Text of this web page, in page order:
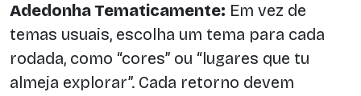
Adedonha Tematicamente: Em vez de
temas usuais, escolha um tema para cada
rodada, como “cores” ou “lugares que tu
almeja explorar”. Cada retorno devem